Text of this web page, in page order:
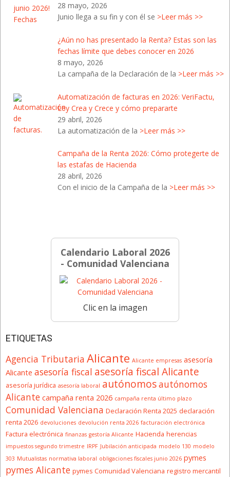
28 mayo, 2026
Junio llega a su fin y con él se >Leer más >>
¿Aún no has presentado la Renta? Estas son las
fechas límite que debes conocer en 2026
8 mayo, 2026
La campaña de la Declaración de la >Leer más >>
Automatización de facturas en 2026: VeriFactu,
Ley Crea y Crece y cómo prepararte
29 abril, 2026
La automatización de la >Leer más >>
Campaña de la Renta 2026: Cómo protegerte de
las estafas de Hacienda
28 abril, 2026
Con el inicio de la Campaña de la >Leer más >>
Calendario Laboral 2026
- Comunidad Valenciana
Clic en la imagen
ETIQUETAS
Agencia Tributaria Alicante Alicante empresas asesoría
Alicante asesoría fiscal asesoría fiscal Alicante
asesoría jurídica asesoría laboral autónomosautónomos
Alicante campaña renta 2026 campaña renta último plazo
Comunidad Valenciana Declaración Renta 2025 declaración
renta 2026 devoluciones devolución renta 2026 facturación electrónica
Factura electrónica finanzas gestoría Alicante Hacienda herencias
impuestos segundo trimestre IRPF Jubilación anticipada modelo 130 modelo
303 Mutualistas normativa laboral obligaciones fiscales junio 2026 pymes
pymes Alicante pymes Comunidad Valenciana registro mercantil